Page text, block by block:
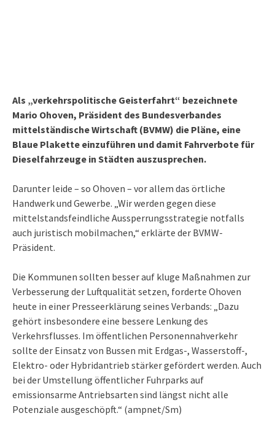
Als „verkehrspolitische Geisterfahrt“ bezeichnete
Mario Ohoven, Präsident des Bundesverbandes
mittelständische Wirtschaft (BVMW) die Pläne, eine
Blaue Plakette einzuführen und damit Fahrverbote für
Dieselfahrzeuge in Städten auszusprechen.
Darunter leide – so Ohoven – vor allem das örtliche
Handwerk und Gewerbe. „Wir werden gegen diese
mittelstandsfeindliche Aussperrungsstrategie notfalls
auch juristisch mobilmachen,“ erklärte der BVMW-
Präsident.
Die Kommunen sollten besser auf kluge Maßnahmen zur
Verbesserung der Luftqualität setzen, forderte Ohoven
heute in einer Presseerklärung seines Verbands: „Dazu
gehört insbesondere eine bessere Lenkung des
Verkehrsflusses. Im öffentlichen Personennahverkehr
sollte der Einsatz von Bussen mit Erdgas-, Wasserstoff-,
Elektro- oder Hybridantrieb stärker gefördert werden. Auch
bei der Umstellung öffentlicher Fuhrparks auf
emissionsarme Antriebsarten sind längst nicht alle
Potenziale ausgeschöpft.“ (ampnet/Sm)